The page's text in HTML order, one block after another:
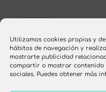
Utilizamos cookies propias y
hábitos de navegación y
mostrarte publicidad
compartir o mostrar contenido
sociales. Puedes obtener más
Categorías
nutrición
recetas